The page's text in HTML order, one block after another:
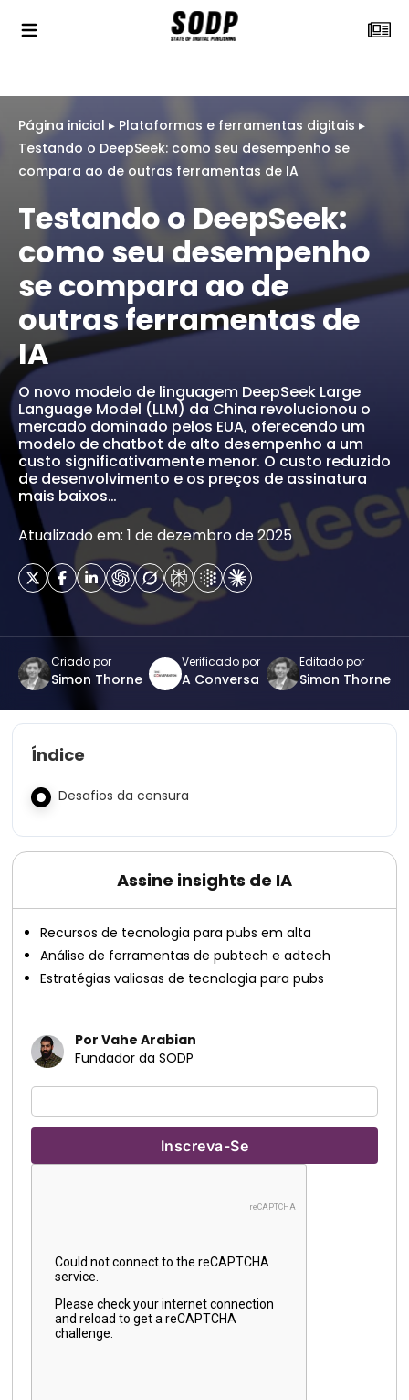
Página inicial ▸ Plataformas e ferramentas digitais ▸
Testando o DeepSeek: como seu desempenho se
compara ao de outras ferramentas de IA
Testando o DeepSeek:
como seu desempenho
se compara ao de
outras ferramentas de
IA
O novo modelo de linguagem DeepSeek Large
Language Model (LLM) da China revolucionou o
mercado dominado pelos EUA, oferecendo um
modelo de chatbot de alto desempenho a um
custo significativamente menor. O custo reduzido
de desenvolvimento e os preços de assinatura
mais baixos…
Atualizado em: 1 de dezembro de 2025
Criado por
Simon Thorne
Verificado por
A Conversa
Editado por
Simon Thorne
Índice
Desafios da censura
Assine insights de IA
Recursos de tecnologia para pubs em alta
Análise de ferramentas de pubtech e adtech
Estratégias valiosas de tecnologia para pubs
Por Vahe Arabian
Fundador da SODP